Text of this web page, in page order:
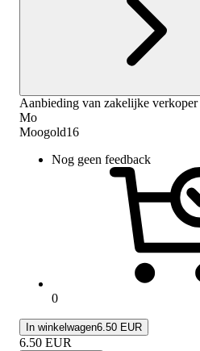
Aanbieding van zakelijke verkoper
Mo
Moogold16
Nog geen feedback
0
In winkelwagen6.50 EUR
6.50 EUR